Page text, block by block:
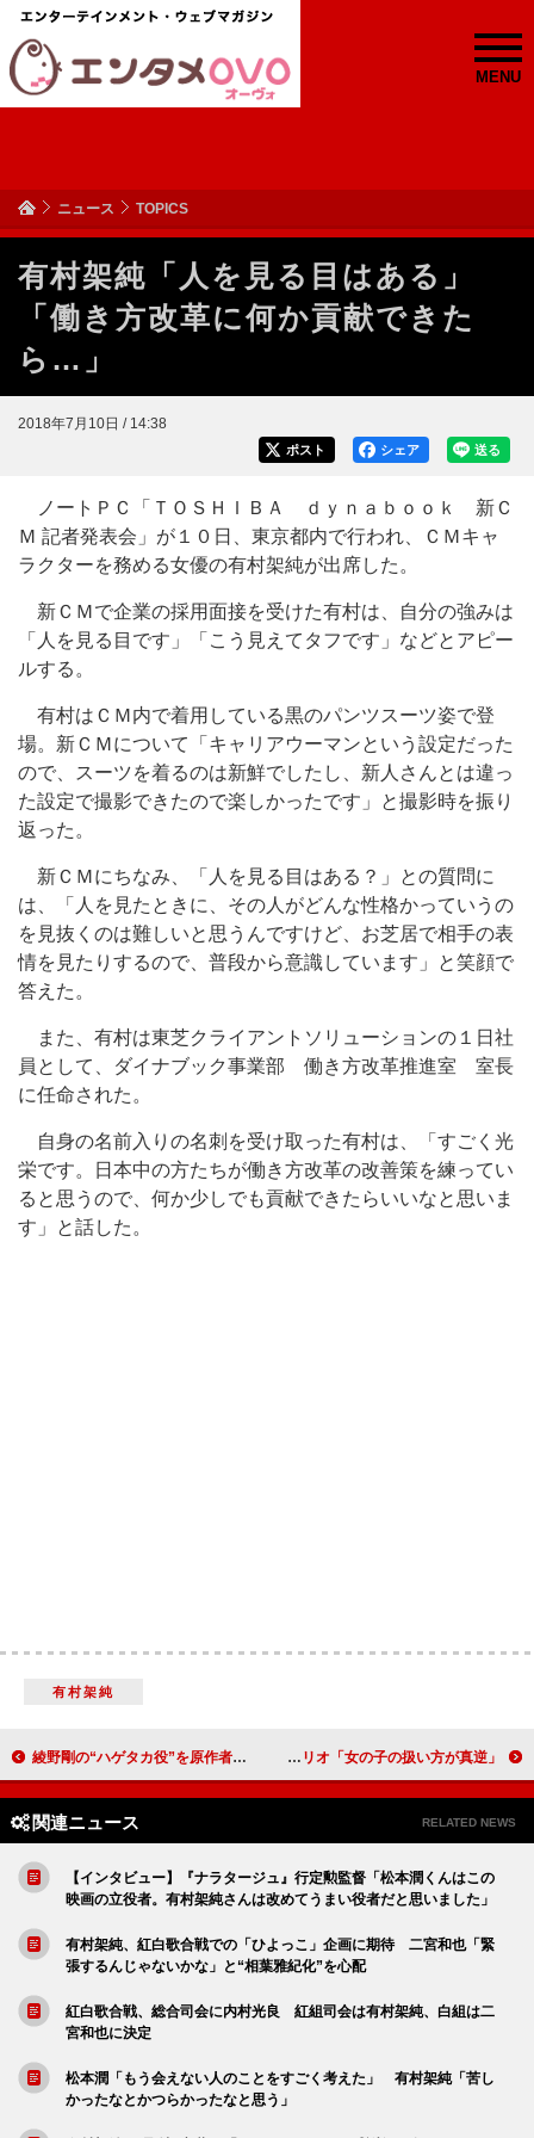
MENU
ニュース TOPICS
有村架純「人を見る目はある」
「働き方改革に何か貢献できた
ら…」
2018年7月10日 / 14:38
送る
シェア
ポスト
ノートＰＣ「ＴＯＳＨＩＢＡ ｄｙｎａｂｏｏｋ 新Ｃ
Ｍ 記者発表会」が１０日、東京都内で行われ、ＣＭキャ
ラクターを務める女優の有村架純が出席した。
新ＣＭで企業の採用面接を受けた有村は、自分の強みは
「人を見る目です」「こう見えてタフです」などとアピー
ルする。
有村はＣＭ内で着用している黒のパンツスーツ姿で登
場。新ＣＭについて「キャリアウーマンという設定だった
ので、スーツを着るのは新鮮でしたし、新人さんとは違っ
た設定で撮影できたので楽しかったです」と撮影時を振り
返った。
新ＣＭにちなみ、「人を見る目はある？」との質問に
は、「人を見たときに、その人がどんな性格かっていうの
を見抜くのは難しいと思うんですけど、お芝居で相手の表
情を見たりするので、普段から意識しています」と笑顔で
答えた。
また、有村は東芝クライアントソリューションの１日社
員として、ダイナブック事業部 働き方改革推進室 室長
に任命された。
自身の名前入りの名刺を受け取った有村は、「すごく光
栄です。日本中の方たちが働き方改革の改善策を練ってい
ると思うので、何か少しでも貢献できたらいいなと思いま
す」と話した。
有村架純
綾野剛の“ハゲタカ役”を原作者も絶賛 沢尻エリカ「『四葉のクローバーを見つけたよ』という綾野くんは意外」 Ａ.Ｂ.Ｃ－Ｚ橋本＆河合、Ｗキャスト挑戦 キスシーンで山下リオ「女の子の扱い方が真逆」
関連ニュース RELATED NEWS
【インタビュー】『ナラタージュ』行定勲監督「松本潤くんはこの
映画の立役者。有村架純さんは改めてうまい役者だと思いました」
有村架純、紅白歌合戦での「ひよっこ」企画に期待 二宮和也「緊
張するんじゃないかな」と“相葉雅紀化”を心配
紅白歌合戦、総合司会に内村光良 紅組司会は有村架純、白組は二
宮和也に決定
松本潤「もう会えない人のことをすごく考えた」 有村架純「苦し
かったなとかつらかったなと思う」